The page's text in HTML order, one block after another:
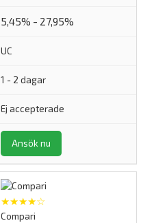
5,45% - 27,95%
UC
1 - 2 dagar
Ej accepterade
Ansök nu
★★★★☆
Compari